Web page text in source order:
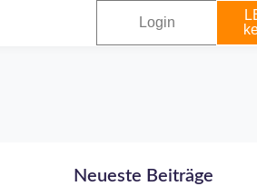
Login
Neueste Beiträge